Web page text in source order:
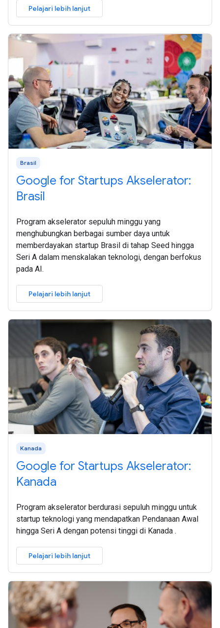
Pelajari lebih lanjut
Brasil
Google for Startups Akselerator:
Brasil
Program akselerator sepuluh minggu yang
menghubungkan berbagai sumber daya untuk
memberdayakan startup Brasil di tahap Seed hingga
Seri A dalam menskalakan teknologi, dengan berfokus
pada AI.
Pelajari lebih lanjut
Kanada
Google for Startups Akselerator:
Kanada
Program akselerator berdurasi sepuluh minggu untuk
startup teknologi yang mendapatkan Pendanaan Awal
hingga Seri A dengan potensi tinggi di Kanada .
Pelajari lebih lanjut